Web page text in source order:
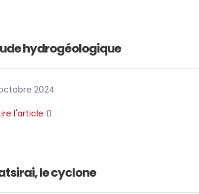
hydrogéologique
2024
l'article
le cyclone